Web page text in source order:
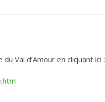
Val d’Amour en cliquant ici :